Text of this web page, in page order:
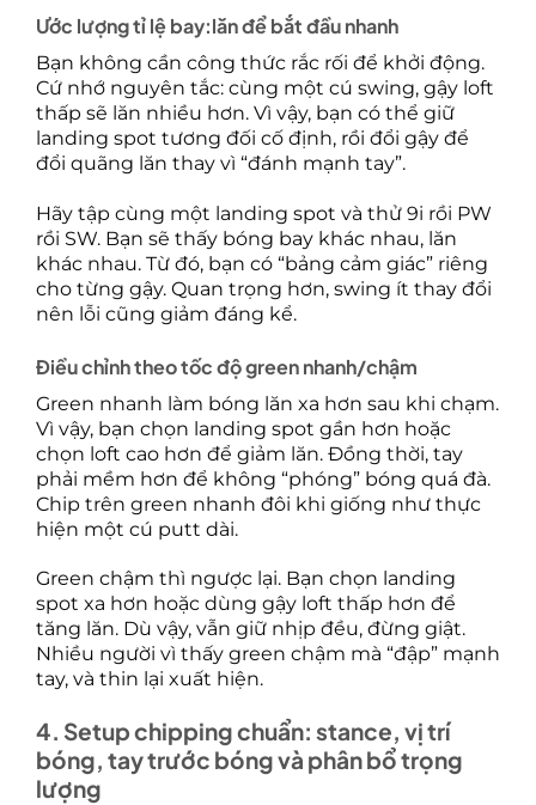
Ước lượng tỉ lệ bay:lăn để bắt đầu nhanh
Bạn không cần công thức rắc rối để khởi động.
Cứ nhớ nguyên tắc: cùng một cú swing, gậy loft
thấp sẽ lăn nhiều hơn. Vì vậy, bạn có thể giữ
landing spot tương đối cố định, rồi đổi gậy để
đổi quãng lăn thay vì “đánh mạnh tay”.
Hãy tập cùng một landing spot và thử 9i rồi PW
rồi SW. Bạn sẽ thấy bóng bay khác nhau, lăn
khác nhau. Từ đó, bạn có “bảng cảm giác” riêng
cho từng gậy. Quan trọng hơn, swing ít thay đổi
nên lỗi cũng giảm đáng kể.
Điều chỉnh theo tốc độ green nhanh/chậm
Green nhanh làm bóng lăn xa hơn sau khi chạm.
Vì vậy, bạn chọn landing spot gần hơn hoặc
chọn loft cao hơn để giảm lăn. Đồng thời, tay
phải mềm hơn để không “phóng” bóng quá đà.
Chip trên green nhanh đôi khi giống như thực
hiện một cú putt dài.
Green chậm thì ngược lại. Bạn chọn landing
spot xa hơn hoặc dùng gậy loft thấp hơn để
tăng lăn. Dù vậy, vẫn giữ nhịp đều, đừng giật.
Nhiều người vì thấy green chậm mà “đập” mạnh
tay, và thin lại xuất hiện.
4. Setup chipping chuẩn: stance, vị trí
bóng, tay trước bóng và phân bổ trọng
lượng